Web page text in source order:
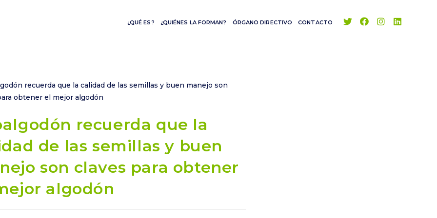
¿QUÉ ES? ¿QUIÉNES LA FORMAN? ÓRGANO DIRECTIVO CONTACTO
recuerda que la
de las semillas y buen
son claves para obtener
algodón